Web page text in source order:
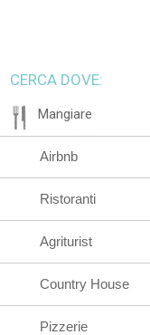
CERCA DOVE:
Mangiare
Airbnb
Ristoranti
Agriturist
Country House
Pizzerie